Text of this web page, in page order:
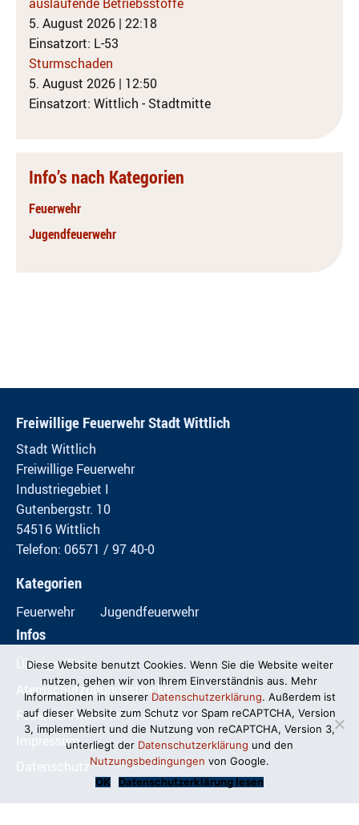
5. August 2026 | 22:18
Einsatzort: L-53
Sturmschaden
5. August 2026 | 12:50
Einsatzort: Wittlich - Stadtmitte
Info’s nach Kategorien
Feuerwehr
Jugendfeuerwehr
Freiwillige Feuerwehr Stadt Wittlich
Stadt Wittlich
Freiwillige Feuerwehr
Industriegebiet I
Gutenbergstr. 10
54516 Wittlich
Telefon: 06571 / 97 40-0
Kategorien
Feuerwehr Jugendfeuerwehr
Infos
Übungspläne
Atemschutzübungsstrecke
Feuerwehrwiese im Mundwald
Impressum
Diese Website benutzt Cookies. Wenn Sie die Website weiter
nutzen, gehen wir von Ihrem Einverständnis aus. Mehr
Informationen in unserer Datenschutzerklärung. Außerdem ist
auf dieser Website zum Schutz vor Spam reCAPTCHA, Version
3, implementiert und die Nutzung von reCAPTCHA, Version 3,
unterliegt der Datenschutzerklärung und den
Nutzungsbedingungen von Google.
OK
Datenschutzerklärung lesen